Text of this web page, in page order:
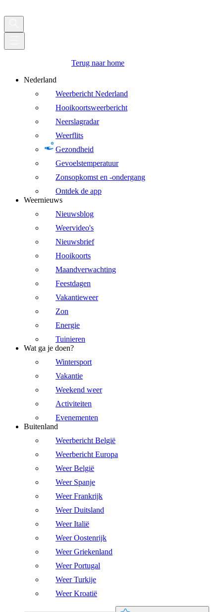
Terug naar home
Nederland
Weerbericht Nederland
Hooikoortsweerbericht
Neerslagradar
Weerflits
Gezondheid
Gevoelstemperatuur
Zonsopkomst en -ondergang
Ontdek de app
Weernieuws
Nieuwsblog
Weervideo's
Nieuwsbrief
Hooikoorts
Maandverwachting
Feestdagen
Vakantieweer
Zon
Energie
Tuinieren
Wat ga je doen?
Wintersport
Vakantie
Weekend weer
Activiteiten
Evenementen
Buitenland
Weerbericht België
Weerbericht Europa
Weer België
Weer Spanje
Weer Frankrijk
Weer Duitsland
Weer Italië
Weer Oostenrijk
Weer Griekenland
Weer Portugal
Weer Turkije
Weer Kroatië